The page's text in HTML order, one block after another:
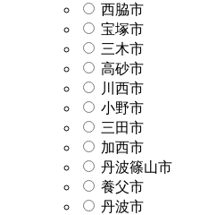
西脇市
宝塚市
三木市
高砂市
川西市
小野市
三田市
加西市
丹波篠山市
養父市
丹波市